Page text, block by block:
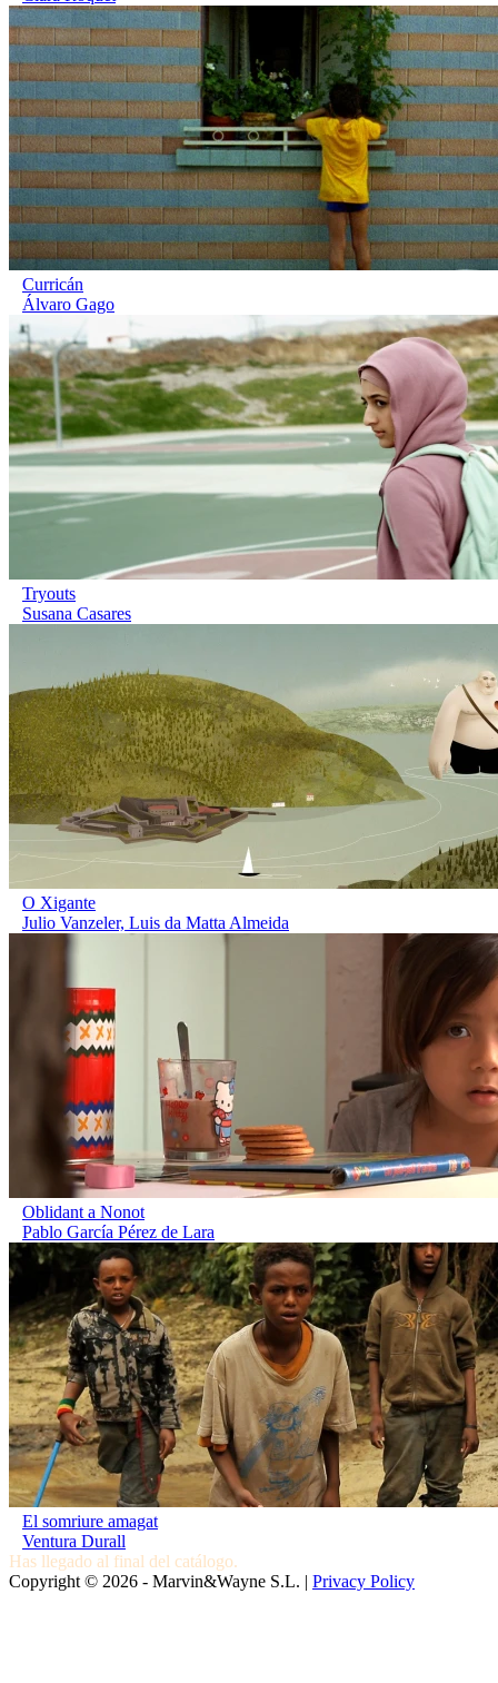
Curricán
Álvaro Gago
Tryouts
Susana Casares
O Xigante
Julio Vanzeler, Luis da Matta Almeida
Oblidant a Nonot
Pablo García Pérez de Lara
El somriure amagat
Ventura Durall
Has llegado al final del catálogo.
Copyright © 2026 - Marvin&Wayne S.L. | Privacy Policy